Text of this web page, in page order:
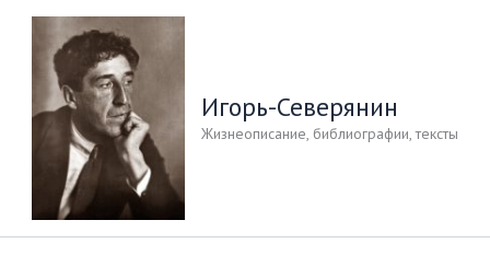
Перейти
содержимому
Игорь-Северянин
Жизнеописание, библиографии, тексты